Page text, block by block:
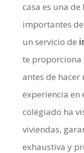
casa es una
importantes
un servicio de
te
antes de hacer
experiencia en
colegiado ha
viviendas,
exhaustiva y